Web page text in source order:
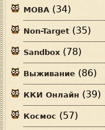
MOBA (34)
Non-Target (35)
Sandbox (78)
Выживание (86)
ККИ Онлайн (39)
Космос (57)